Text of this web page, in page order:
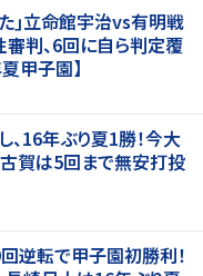
｣立命館宇治vs有明戦
判、6回に自ら判定覆
甲子園】
16年ぶり夏1勝！今大
賀は5回まで無安打投
逆転で甲子園初勝利！